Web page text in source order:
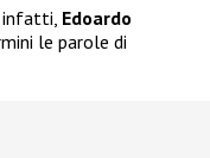
infatti, Edoardo
le parole di